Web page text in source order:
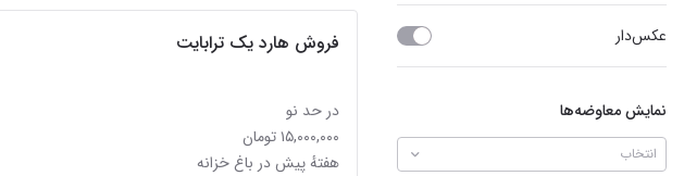
عکس‌دار
نمایش معاوضه‌ها
انتخاب
فروش هارد یک ترابایت
در حد نو
۱۵,۰۰۰,۰۰۰ تومان
هفتهٔ پیش در باغ خزانه